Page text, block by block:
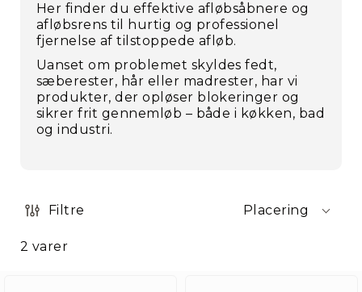
Her finder du effektive afløbsåbnere og
afløbsrens til hurtig og professionel
fjernelse af tilstoppede afløb.
Uanset om problemet skyldes fedt,
sæberester, hår eller madrester, har vi
produkter, der opløser blokeringer og
sikrer frit gennemløb – både i køkken, bad
og industri.
2 varer
Filtre Placering